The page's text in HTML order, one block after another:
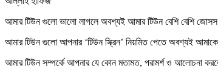
আমার টিউন গুলো ভালো লাগলে অবশ্যই আমার টিউন বেশি বেশি
আমার টিউন গুলো আপনার ‘টিউন স্ক্রিন’ নিয়মিত পেতে অবশ্যই আমাকে
আমার টিউন সম্পর্কে আপনার যে কোন মতামত, পরামর্শ ও আলোচনা